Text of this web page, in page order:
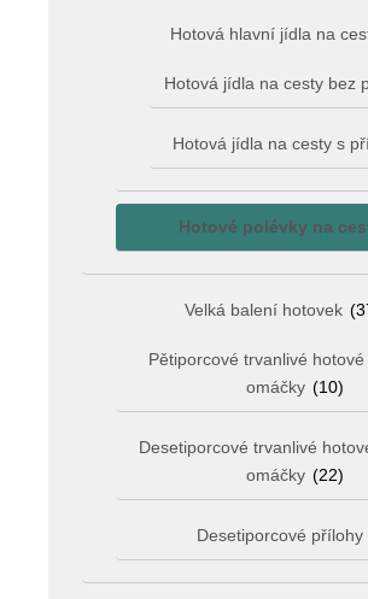
Hotová hlavní jídla na
Hotová jídla na cesty bez
Hotová jídla na cesty s
Hotové polévky na
Velká balení hotovek
Pětiporcové trvanlivé
omáčky (10)
Desetiporcové trvanlivé
omáčky (22)
Desetiporcové přílohy